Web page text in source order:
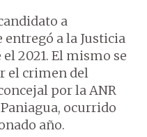
a
a la Justicia
2021. El mismo se
el crimen del
por la ANR
ocurrido
año.